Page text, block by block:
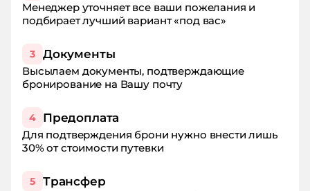
Менеджер уточняет все ваши пожелания и
подбирает лучший вариант «под вас»
3 Документы
Высылаем документы, подтверждающие
бронирование на Вашу почту
4 Предоплата
Для подтверждения брони нужно внести лишь
30% от стоимости путевки
5 Трансфер